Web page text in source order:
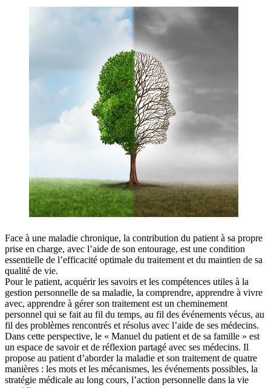
Face à une maladie chronique, la contribution du patient à sa propre
prise en charge, avec l’aide de son entourage, est une condition
essentielle de l’efficacité optimale du traitement et du maintien de sa
qualité de vie.
Pour le patient, acquérir les savoirs et les compétences utiles à la
gestion personnelle de sa maladie, la comprendre, apprendre à vivre
avec, apprendre à gérer son traitement est un cheminement
personnel qui se fait au fil du temps, au fil des événements vécus, au
fil des problèmes rencontrés et résolus avec l’aide de ses médecins.
Dans cette perspective, le « Manuel du patient et de sa famille » est
un espace de savoir et de réflexion partagé avec ses médecins. Il
propose au patient d’aborder la maladie et son traitement de quatre
manières : les mots et les mécanismes, les événements possibles, la
stratégie médicale au long cours, l’action personnelle dans la vie